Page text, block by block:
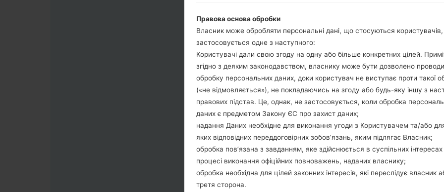
збільшення
Натисніть та
гучності та додому.
Підключіть USB
звуку та Bixbi.
Натисніть та
збільшення гучності.
Далі підключить
виявити Ваш
екрані.
Вказуйте лише
В кінці
Правова основа обробки
Власник може обробляти персональні дані, що стосуються
застосовується одне з наступного:
Користувачі дали свою згоду на одну або більше конкретних цілей.
згідно з деяким законодавством, власнику може бути дозволено
обробку персональних даних, доки користувач не виступає проти такої
(«не відмовляється»), не покладаючись на згоду або будь-яку іншу з
правових підстав. Це, однак, не застосовується, коли обробка
даних є предметом Закону ЄС про захист даних;
надання Даних необхідне для виконання угоди з Користувачем та/або
яких відповідних переддоговірних зобов’язань, яким підлягає Власник;
обробка пов’язана з завданням, яке здійснюється в суспільних
процесі виконання офіційних повноважень, наданих власнику;
обробка необхідна для цілей законних інтересів, які переслідує власник
третя сторона.